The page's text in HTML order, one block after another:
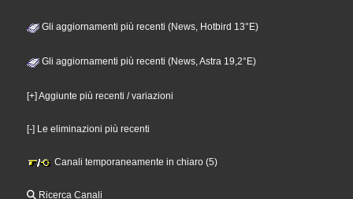
Gli aggiornamenti più recenti (News, Hotbird 13°E)
Gli aggiornamenti più recenti (News, Astra 19,2°E)
[+] Aggiunte più recenti / variazioni
[-] Le eliminazioni più recenti
Canali temporaneamente in chiaro (5)
Ricerca Canali